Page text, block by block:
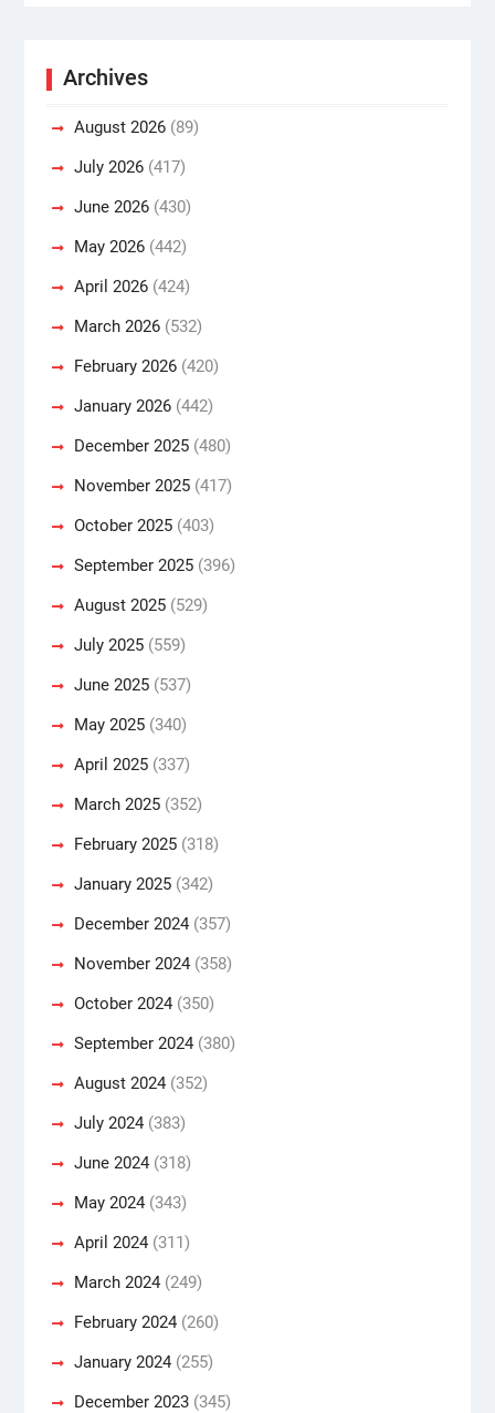
Archives
August 2026(89)
July 2026(417)
June 2026(430)
May 2026(442)
April 2026(424)
March 2026(532)
February 2026(420)
January 2026(442)
December 2025(480)
November 2025(417)
October 2025(403)
September 2025(396)
August 2025(529)
July 2025(559)
June 2025(537)
May 2025(340)
April 2025(337)
March 2025(352)
February 2025(318)
January 2025(342)
December 2024(357)
November 2024(358)
October 2024(350)
September 2024(380)
August 2024(352)
July 2024(383)
June 2024(318)
May 2024(343)
April 2024(311)
March 2024(249)
February 2024(260)
January 2024(255)
December 2023(345)